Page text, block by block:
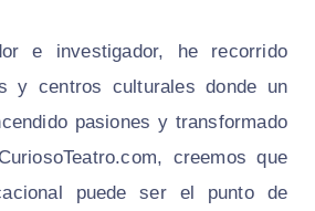
e investigador, he recorrido
y centros culturales donde un
pasiones y transformado
creemos que
puede ser el punto de